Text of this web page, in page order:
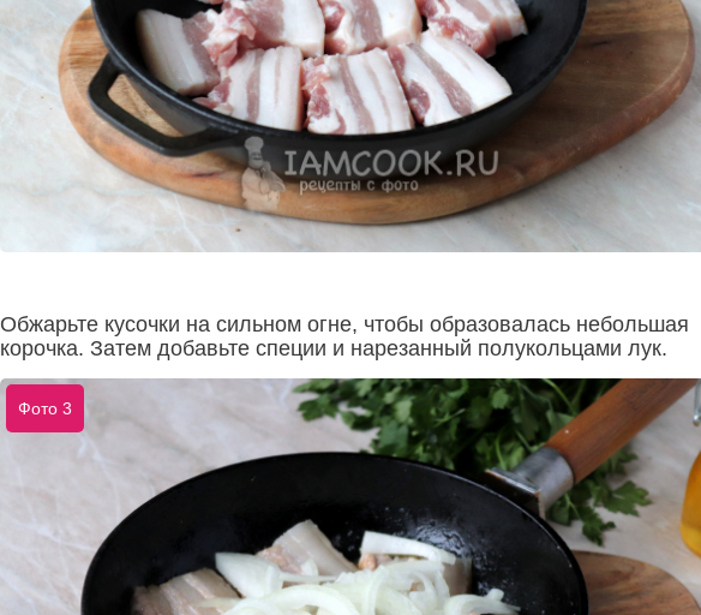
Обжарьте кусочки на сильном огне, чтобы образовалась небольшая
корочка. Затем добавьте специи и нарезанный полукольцами лук.
Фото 3